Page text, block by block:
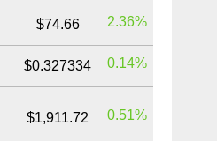
$74.66 2.36%
$0.327334 0.14%
$1,911.72 0.51%